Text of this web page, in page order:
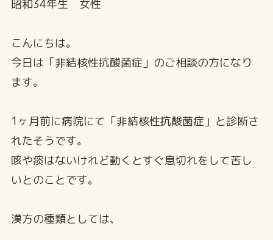
昭和34年生 女性
こんにちは。
今日は「非結核性抗酸菌症」のご相談の方になり
ます。
1ヶ月前に病院にて「非結核性抗酸菌症」と診断さ
れたそうです。
咳や痰はないけれど動くとすぐ息切れをして苦し
いとのことです。
漢方の種類としては、